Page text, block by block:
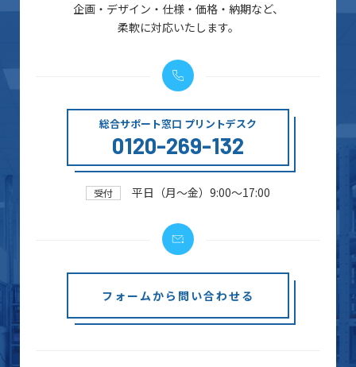
企画・デザイン・仕様・価格・納期など、
柔軟に対応いたします。
総合サポート窓口 プリントデスク
0120-269-132
受付 平日（月～金）9:00～17:00
フォームから問い合わせる